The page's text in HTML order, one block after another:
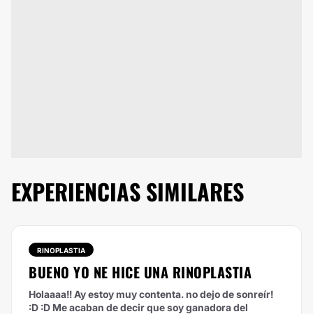
EXPERIENCIAS SIMILARES
RINOPLASTIA
BUENO YO NE HICE UNA RINOPLASTIA
Holaaaa!! Ay estoy muy contenta. no dejo de sonreír!
:D :D Me acaban de decir que soy ganadora del